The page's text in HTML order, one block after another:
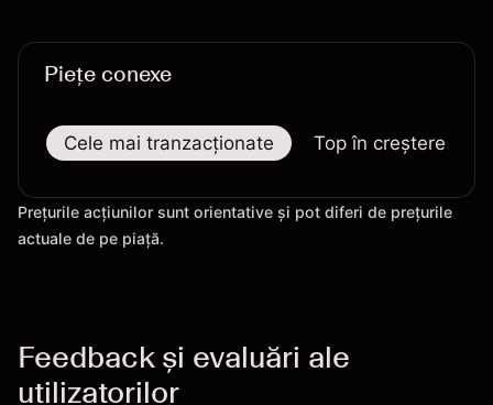
Piețe conexe
Cele mai tranzacționate Top în creștere
Prețurile acțiunilor sunt orientative și pot diferi de prețurile
actuale de pe piață.
Feedback și evaluări ale
utilizatorilor